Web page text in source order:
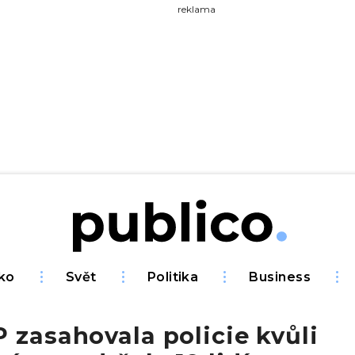
reklama
Svět Politika Business
zasahovala policie kvůli
na Publiku